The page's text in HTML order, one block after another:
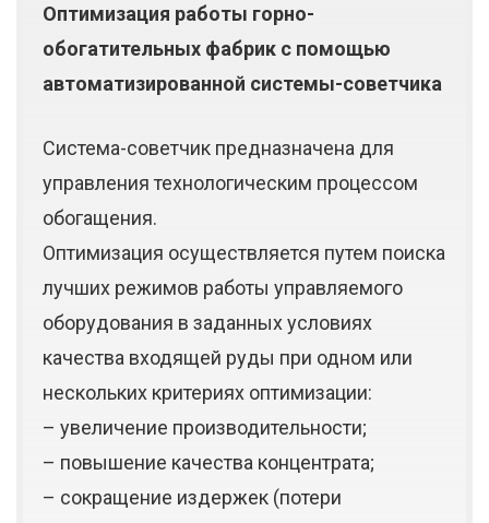
Оптимизация работы горно-
обогатительных фабрик с помощью
автоматизированной системы-советчика
Система-советчик предназначена для
управления технологическим процессом
обогащения.
Оптимизация осуществляется путем поиска
лучших режимов работы управляемого
оборудования в заданных условиях
качества входящей руды при одном или
нескольких критериях оптимизации:
– увеличение производительности;
– повышение качества концентрата;
– сокращение издержек (потери